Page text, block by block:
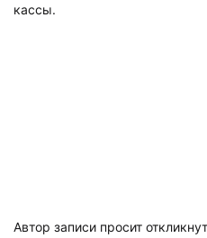
кассы.
Автор записи просит